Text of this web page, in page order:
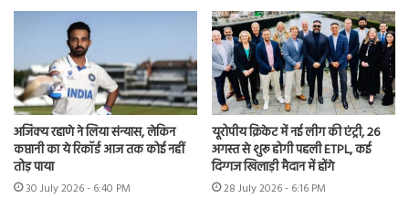
अजिंक्य रहाणे ने लिया संन्यास, लेकिन
कप्तानी का ये रिकॉर्ड आज तक कोई नहीं
तोड़ पाया
30 July 2026 - 6:40 PM
यूरोपीय क्रिकेट में नई लीग की एंट्री, 26
अगस्त से शुरू होगी पहली ETPL, कई
दिग्गज खिलाड़ी मैदान में होंगे
28 July 2026 - 6:16 PM